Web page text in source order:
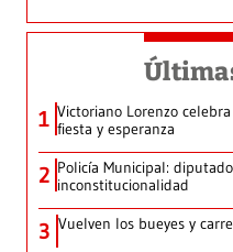
1 Victoriano Lorenzo
fiesta y esperanza
2 Policía Municipal:
inconstitucionalidad
3 Vuelven los bueyes y